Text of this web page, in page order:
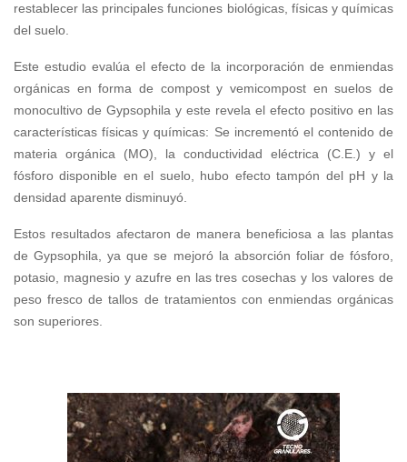
restablecer las principales funciones biológicas, físicas y químicas
del suelo.
Este estudio evalúa el efecto de la incorporación de enmiendas
orgánicas en forma de compost y vemicompost en suelos de
monocultivo de Gypsophila y este revela el efecto positivo en las
características físicas y químicas: Se incrementó el contenido de
materia orgánica (MO), la conductividad eléctrica (C.E.) y el
fósforo disponible en el suelo, hubo efecto tampón del pH y la
densidad aparente disminuyó.
Estos resultados afectaron de manera beneficiosa a las plantas
de Gypsophila, ya que se mejoró la absorción foliar de fósforo,
potasio, magnesio y azufre en las tres cosechas y los valores de
peso fresco de tallos de tratamientos con enmiendas orgánicas
son superiores.